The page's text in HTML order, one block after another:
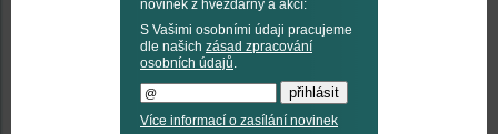
novinek z hvězdárny a akcí:
S Vašimi osobními údaji pracujeme
dle našich zásad zpracování
osobních údajů.
Více informací o zasílání novinek